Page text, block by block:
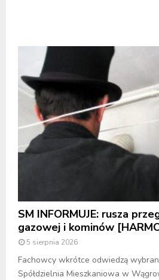
SM INFORMUJE: rusza
gazowej i kominów
5 sierpnia 2026
Fachowcy wkrótce odwiedzą
Spółdzielnia Mieszkaniowa w